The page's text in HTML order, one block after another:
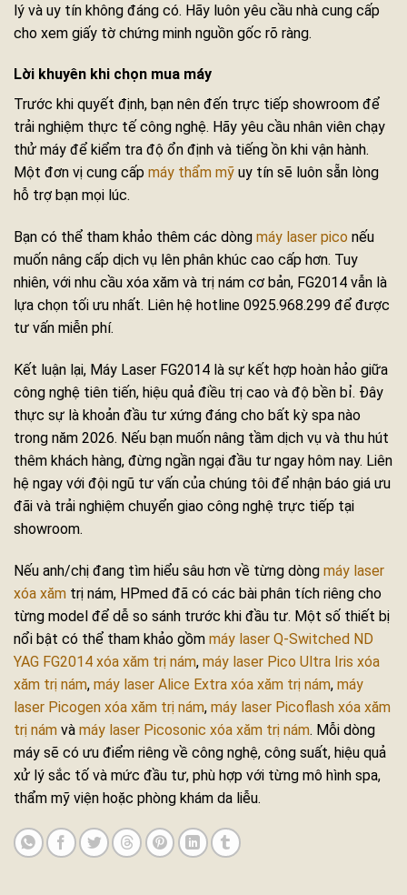
lý và uy tín không đáng có. Hãy luôn yêu cầu nhà cung cấp
cho xem giấy tờ chứng minh nguồn gốc rõ ràng.
Lời khuyên khi chọn mua máy
Trước khi quyết định, bạn nên đến trực tiếp showroom để
trải nghiệm thực tế công nghệ. Hãy yêu cầu nhân viên chạy
thử máy để kiểm tra độ ổn định và tiếng ồn khi vận hành.
Một đơn vị cung cấp máy thẩm mỹ uy tín sẽ luôn sẵn lòng
hỗ trợ bạn mọi lúc.
Bạn có thể tham khảo thêm các dòng máy laser pico nếu
muốn nâng cấp dịch vụ lên phân khúc cao cấp hơn. Tuy
nhiên, với nhu cầu xóa xăm và trị nám cơ bản, FG2014 vẫn là
lựa chọn tối ưu nhất. Liên hệ hotline 0925.968.299 để được
tư vấn miễn phí.
Kết luận lại, Máy Laser FG2014 là sự kết hợp hoàn hảo giữa
công nghệ tiên tiến, hiệu quả điều trị cao và độ bền bỉ. Đây
thực sự là khoản đầu tư xứng đáng cho bất kỳ spa nào
trong năm 2026. Nếu bạn muốn nâng tầm dịch vụ và thu hút
thêm khách hàng, đừng ngần ngại đầu tư ngay hôm nay. Liên
hệ ngay với đội ngũ tư vấn của chúng tôi để nhận báo giá ưu
đãi và trải nghiệm chuyển giao công nghệ trực tiếp tại
showroom.
Nếu anh/chị đang tìm hiểu sâu hơn về từng dòng máy laser
xóa xăm trị nám, HPmed đã có các bài phân tích riêng cho
từng model để dễ so sánh trước khi đầu tư. Một số thiết bị
nổi bật có thể tham khảo gồm máy laser Q-Switched ND
YAG FG2014 xóa xăm trị nám, máy laser Pico Ultra Iris xóa
xăm trị nám, máy laser Alice Extra xóa xăm trị nám, máy
laser Picogen xóa xăm trị nám, máy laser Picoflash xóa xăm
trị nám và máy laser Picosonic xóa xăm trị nám. Mỗi dòng
máy sẽ có ưu điểm riêng về công nghệ, công suất, hiệu quả
xử lý sắc tố và mức đầu tư, phù hợp với từng mô hình spa,
thẩm mỹ viện hoặc phòng khám da liễu.